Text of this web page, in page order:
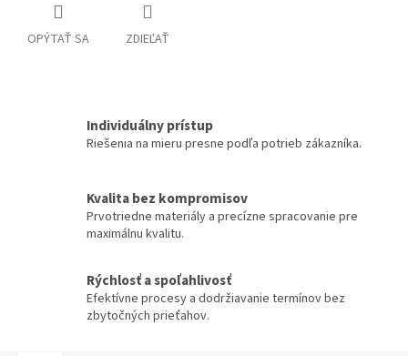
OPÝTAŤ SA ZDIEĽAŤ
Individuálny prístup
Riešenia na mieru presne podľa potrieb zákazníka.
Kvalita bez kompromisov
Prvotriedne materiály a precízne spracovanie pre
maximálnu kvalitu.
Rýchlosť a spoľahlivosť
Efektívne procesy a dodržiavanie termínov bez
zbytočných prieťahov.